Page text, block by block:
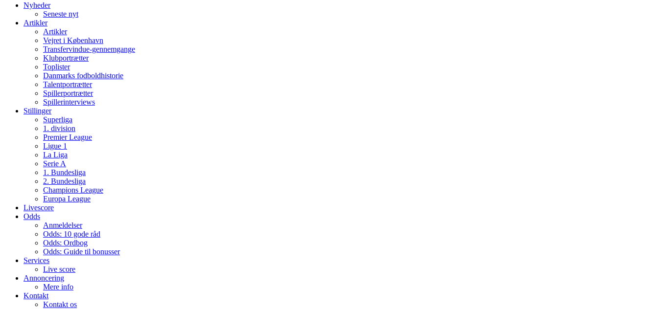
лучшие займы
Nyheder
Seneste nyt
Artikler
Artikler
Vejret i København
Transfervindue-gennemgange
Klubportrætter
Toplister
Danmarks fodboldhistorie
Talentportrætter
Spillerportrætter
Spillerinterviews
Stillinger
Superliga
1. division
Premier League
Ligue 1
La Liga
Serie A
1. Bundesliga
2. Bundesliga
Champions League
Europa League
Livescore
Odds
Anmeldelser
Odds: 10 gode råd
Odds: Ordbog
Odds: Guide til bonusser
Services
Live score
Annoncering
Mere info
Kontakt
Kontakt os